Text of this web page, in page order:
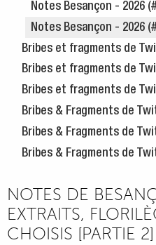
Notes Besançon - 2026
Notes Besançon - 2026
Bribes et fragments de
Bribes et fragments de
Bribes et fragments de
Bribes & Fragments de
Bribes & Fragments de
Bribes & Fragments de
NOTES DE
EXTRAITS,
CHOISIS [PARTIE 2]